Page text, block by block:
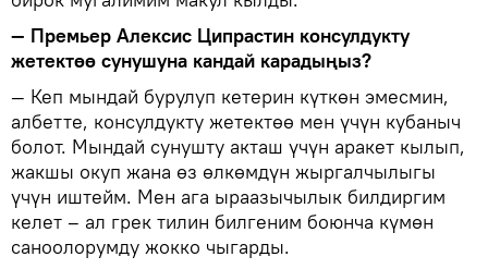
— Премьер Алексис Ципрастин консулдукту
жетектөө сунушуна кандай карадыңыз?
— Кеп мындай бурулуп кетерин күткөн эмесмин,
албетте, консулдукту жетектөө мен үчүн кубаныч
болот. Мындай сунушту акташ үчүн аракет кылып,
жакшы окуп жана өз өлкөмдүн жыргалчылыгы
үчүн иштейм. Мен ага ыраазычылык билдиргим
келет – ал грек тилин билгеним боюнча күмөн
саноолорумду жокко чыгарды.